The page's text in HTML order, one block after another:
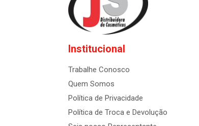
Institucional
Trabalhe Conosco
Quem Somos
Política de Privacidade
Política de Troca e Devolução